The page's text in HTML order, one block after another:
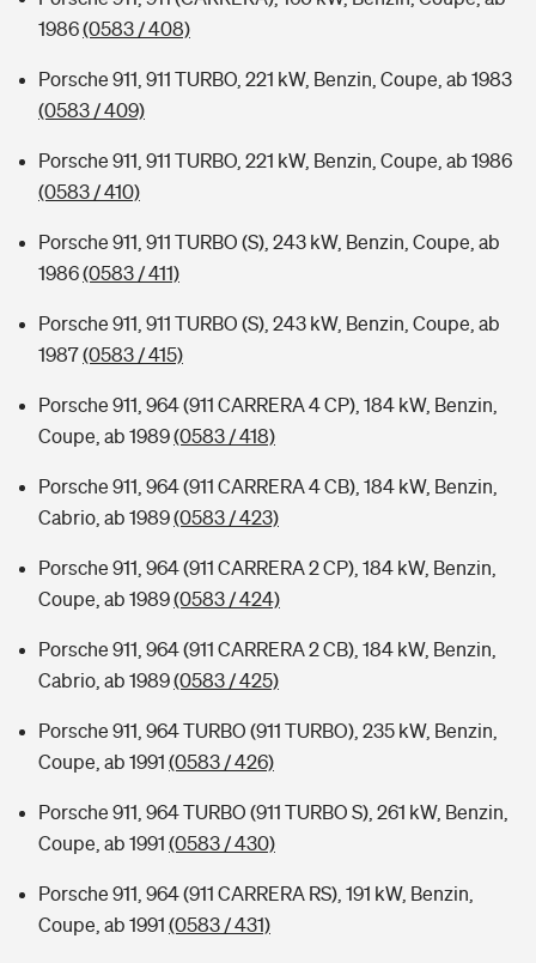
1986(0583 / 408)
Porsche 911, 911 TURBO, 221 kW, Benzin, Coupe, ab 1983
(0583 / 409)
Porsche 911, 911 TURBO, 221 kW, Benzin, Coupe, ab 1986
(0583 / 410)
Porsche 911, 911 TURBO (S), 243 kW, Benzin, Coupe, ab
1986(0583 / 411)
Porsche 911, 911 TURBO (S), 243 kW, Benzin, Coupe, ab
1987(0583 / 415)
Porsche 911, 964 (911 CARRERA 4 CP), 184 kW, Benzin,
Coupe, ab 1989(0583 / 418)
Porsche 911, 964 (911 CARRERA 4 CB), 184 kW, Benzin,
Cabrio, ab 1989(0583 / 423)
Porsche 911, 964 (911 CARRERA 2 CP), 184 kW, Benzin,
Coupe, ab 1989(0583 / 424)
Porsche 911, 964 (911 CARRERA 2 CB), 184 kW, Benzin,
Cabrio, ab 1989(0583 / 425)
Porsche 911, 964 TURBO (911 TURBO), 235 kW, Benzin,
Coupe, ab 1991 (0583 / 426)
Porsche 911, 964 TURBO (911 TURBO S), 261 kW, Benzin,
Coupe, ab 1991 (0583 / 430)
Porsche 911, 964 (911 CARRERA RS), 191 kW, Benzin,
Coupe, ab 1991 (0583 / 431)